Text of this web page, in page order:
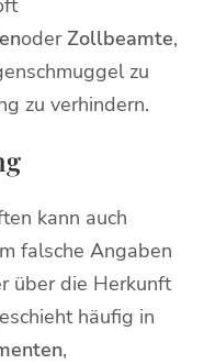
oderZollbeamte,
zu
zu verhindern.
kann auch
falsche Angaben
über die Herkunft
häufig in
,